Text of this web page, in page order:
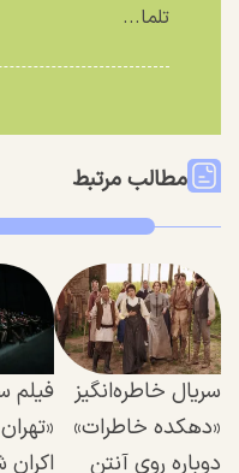
تلما...
مطالب مرتبط
سریال خاطره‌انگیز
«دهکده خاطرات»
دوباره روی آنتن
فیلم
اکران